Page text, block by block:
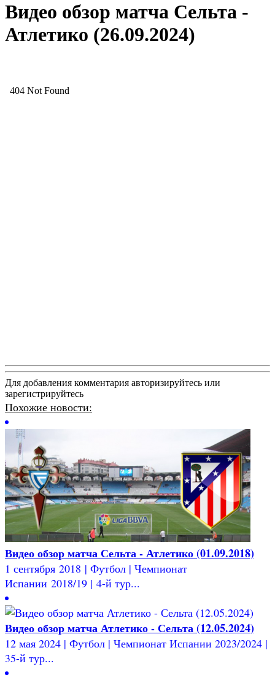
Видео обзор матча Сельта -
Атлетико (26.09.2024)
Для добавления комментария авторизируйтесь или
зарегистрируйтесь
Похожие новости:
Видео обзор матча Сельта - Атлетико (01.09.2018)
1 сентября 2018 | Футбол | Чемпионат
Испании 2018/19 | 4-й тур...
Видео обзор матча Атлетико - Сельта (12.05.2024)
12 мая 2024 | Футбол | Чемпионат Испании 2023/2024 |
35-й тур...